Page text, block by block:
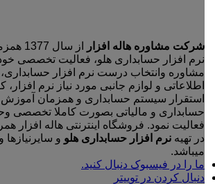
شرکت مشاوره هاله افزار
از سال
نرم افزار حسابداری هلو، فعالیت تخصصی
مشاوره وانتخاب درست نرم افزار
اطلاعاتی و لوازم جانبی مورد نیاز نرم
استقرار سیستم حسابداری و همزمان آموزش
حسابداری و مالیاتی بصورت کاملا تخصصی
فعالیت نمود. فروشگاه اینترنتی هاله افزار
در تهیه نرم افزار حسابداری هلو و
میباشد.
ما را در فیسبوک دنبال کنید.
دنبال کردن در توییتر